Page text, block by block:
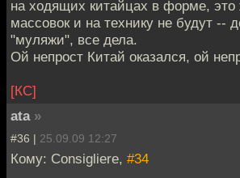
на ходящих китайцах в форме,
массовок и на технику не будут --
"муляжи", все дела.
Ой непрост Китай оказался, ой
[КС]
ata »
#36 | 25.09.09 12:27
Кому: Consigliere, #34